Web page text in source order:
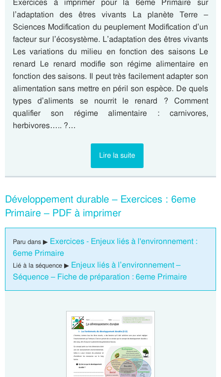
Exercices à imprimer pour la 6eme Primaire sur
l’adaptation des êtres vivants La planète Terre –
Sciences Modification du peuplement Modification d’un
facteur sur l’écosystème. L’adaptation des êtres vivants
Les variations du milieu en fonction des saisons Le
renard Le renard modifie son régime alimentaire en
fonction des saisons. Il peut très facilement adapter son
alimentation sans mettre en péril son espèce. De quels
types d’aliments se nourrit le renard ? Comment
qualifier son régime alimentaire : carnivores,
herbivores….. ?…
Lire la suite
Développement durable – Exercices : 6eme
Primaire – PDF à imprimer
Paru dans ▶ Exercices - Enjeux liés à l'environnement :
6eme Primaire
Lié à la séquence ▶ Enjeux liés à l’environnement –
Séquence – Fiche de préparation : 6eme Primaire